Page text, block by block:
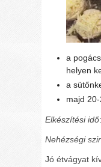
a
helyen
a
majd
Elkészítési idő
Nehézségi
Jó étvágyat